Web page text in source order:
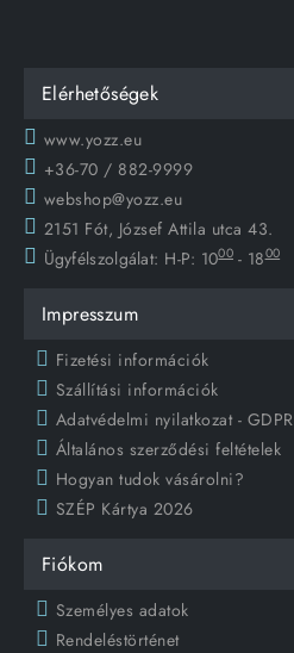
Elérhetőségek
www.yozz.eu
+36-70 / 882-9999
webshop@yozz.eu
2151 Fót, József Attila utca 43.
Ügyfélszolgálat: H-P: 1000 - 1800
Impresszum
Fizetési információk
Szállítási információk
Adatvédelmi nyilatkozat - GDPR
Általános szerződési feltételek
Hogyan tudok vásárolni?
SZÉP Kártya 2026
Fiókom
Személyes adatok
Rendeléstörténet